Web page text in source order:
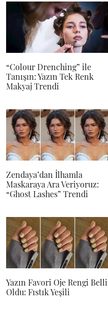
“Colour Drenching” ile
Tanışın: Yazın Tek Renk
Makyaj Trendi
Zendaya’dan İlhamla
Maskaraya Ara Veriyoruz:
“Ghost Lashes” Trendi
Yazın Favori Oje Rengi Belli
Oldu: Fıstık Yeşili